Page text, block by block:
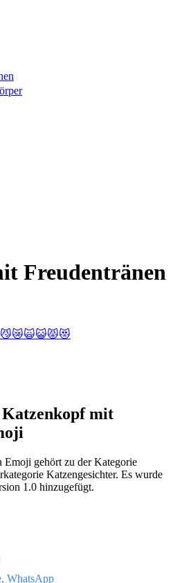
Freudentränen
😼😿🙀😺😾😻
mit
Emoji gehört zu der Kategorie
Katzengesichter. Es wurde
1.0 hinzugefügt.
WhatsApp